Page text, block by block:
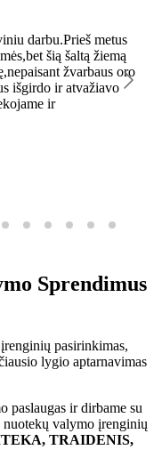
darbu.Prieš metus
šią šaltą žiemą
žvarbaus oro
išgirdo ir atvažiavo
ir
Sprendimus
pasirinkimas,
lygio aptarnavimas
paslaugas ir dirbame su
valymo įrenginių
TRAIDENIS,